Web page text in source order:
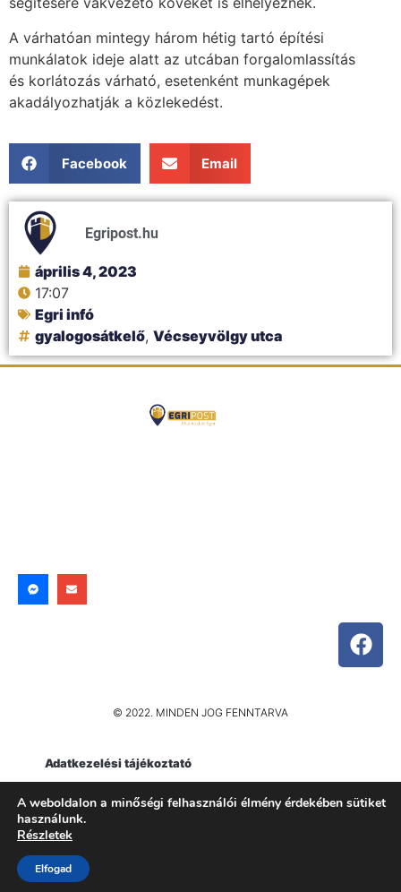
A várhatóan mintegy három hétig tartó építési
munkálatok ideje alatt az utcában forgalomlassítás
és korlátozás várható, esetenként munkagépek
akadályozhatják a közlekedést.
Facebook Email
Egripost.hu
április 4, 2023
17:07
Egri infó
gyalogosátkelő, Vécseyvölgy utca
© 2022. MINDEN JOG FENNTARVA
Adatkezelési tájékoztató
Impresszum
A weboldalon a minőségi felhasználói élmény érdekében sütiket
használunk.
Részletek
Elfogad